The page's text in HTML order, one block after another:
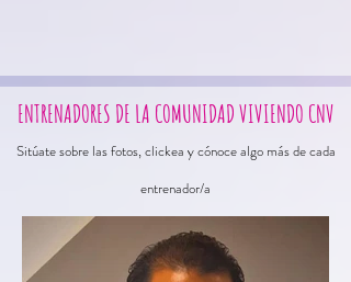
ENTRENADORES DE LA COMUNIDAD VIVIENDO CNV
Sitúate sobre las fotos, clickea y cónoce algo más de cada
entrenador/a